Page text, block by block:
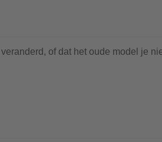
of dat het oude model je